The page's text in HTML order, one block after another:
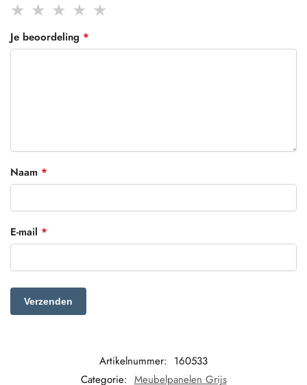
Je beoordeling *
Naam *
E-mail *
Artikelnummer: 160533
Categorie: Meubelpanelen Grijs